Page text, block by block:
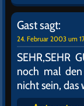
Nee ?
Antworten
Gast sagt:
24. Februar 2003 um
Ich bin seit